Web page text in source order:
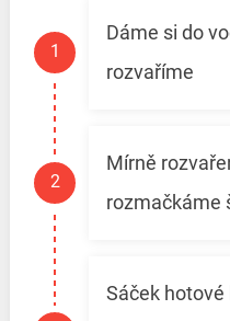
Dáme si do
rozvaříme
Mírně
rozmačkáme
Sáček hotové